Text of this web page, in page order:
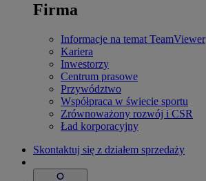
Firma
Informacje na temat TeamViewer
Kariera
Inwestorzy
Centrum prasowe
Przywództwo
Współpraca w świecie sportu
Zrównoważony rozwój i CSR
Ład korporacyjny
Skontaktuj się z działem sprzedaży